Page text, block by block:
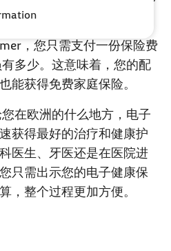
中进行自由选择。
，您只需支付一份保险费
多少。这意味着，您的配
能获得免费家庭保险。
在欧洲的什么地方，电子
获得最好的治疗和健康护
医生、牙医还是在医院进
只需出示您的电子健康保
，整个过程更加方便。